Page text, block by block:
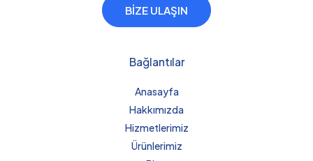
BİZE ULAŞIN
Bağlantılar
Anasayfa
Hakkımızda
Hizmetlerimiz
Ürünlerimiz